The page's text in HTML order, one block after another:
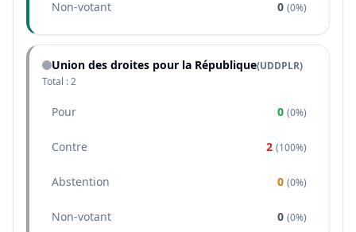
Non-votant 0 (0%)
Union des droites pour la République(UDDPLR)
Total :2
Pour 0 (0%)
Contre 2 (100%)
Abstention 0 (0%)
Non-votant 0 (0%)